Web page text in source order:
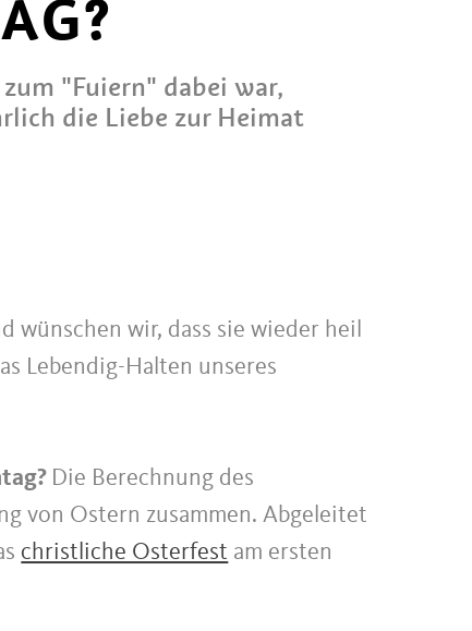
"Fuiern" dabei war,
die Liebe zur Heimat
wünschen wir, dass sie wieder heil
Lebendig-Halten unseres
Die Berechnung des
von Ostern zusammen. Abgeleitet
christliche Osterfest am ersten